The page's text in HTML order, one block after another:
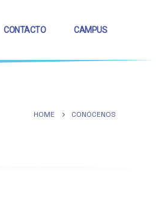
CONTACTO CAMPUS
HOME CONÓCENOS